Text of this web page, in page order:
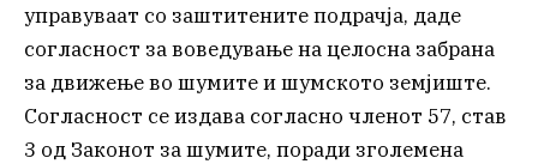
управуваат со заштитените подрачја, даде
согласност за воведување на целосна забрана
за движење во шумите и шумското земјиште.
Согласност се издава согласно членот 57, став
3 од Законот за шумите, поради зголемена